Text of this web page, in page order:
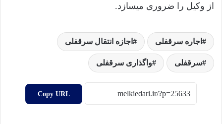
از وکیل را ضروری میسازد.
اجاره سرقفلی اجازه انتقال سرقفلی
سرقفلی واگذاری سرقفلی
Copy URL